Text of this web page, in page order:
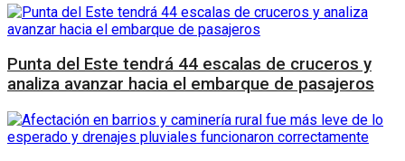
Punta del Este tendrá 44 escalas de cruceros y
analiza avanzar hacia el embarque de pasajeros